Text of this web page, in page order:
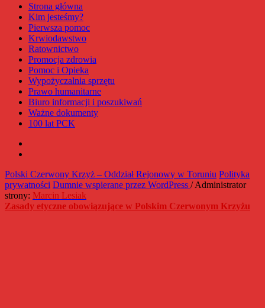
Strona główna
Kim jesteśmy?
Pierwsza pomoc
Krwiodawstwo
Ratownictwo
Promocja zdrowia
Pomoc i Opieka
Wypożyczalnia sprzętu
Prawo humanitarne
Biuro informacji i poszukiwań
Ważne dokumenty
100 lat PCK
Polski Czerwony Krzyż – Oddział Rejonowy w Toruniu Polityka
prywatności Dumnie wspierane przez WordPress / Administrator
strony: Marcin Lesiak
Zasady etyczne obowiązujące w Polskim Czerwonym Krzyżu